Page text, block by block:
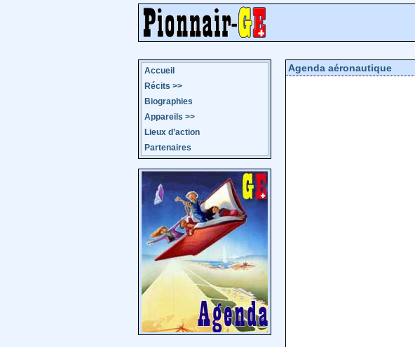
Accueil
Récits >>
Biographies
Appareils >>
Lieux d’action
Partenaires
Agenda aéronautique